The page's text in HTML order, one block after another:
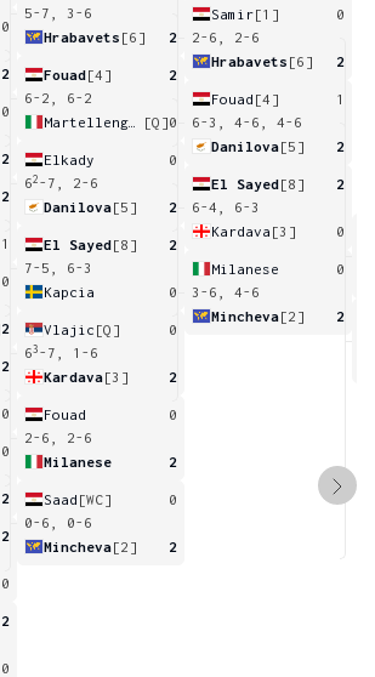
0
2
0
2
2
1
0
2
2
0
0
2
2
0
2
0
5-7, 3-6
Hrabavets [6] 2
Fouad[4]
2
6-2, 6-2
[Q]0
Elkady
0
62 -7, 2-6
Danilova[5] 2
El Sayed[8]
2
7-5, 6-3
Kapcia
0
Vlajic [Q]
0
63 -7, 1-6
Kardava[3] 2
Fouad
0
2-6, 2-6
Milanese
2
Saad [WC]
0
0-6, 0-6
Mincheva[2] 2
Samir[1]
0
2-6, 2-6
Hrabavets [6] 2
Fouad [4]
1
6-3, 4-6, 4-6
Danilova[5] 2
El Sayed[8]
2
6-4, 6-3
Kardava [3] 0
Milanese
0
3-6, 4-6
Mincheva[2] 2